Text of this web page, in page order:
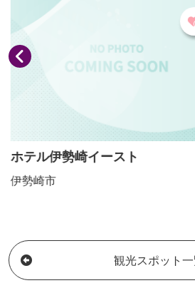
ホテル伊勢崎イースト
伊勢崎市
観光スポット